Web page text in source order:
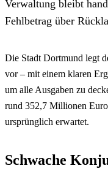
Verwaltung bleibt
Fehlbetrag über
Die Stadt Dortmund legt
vor – mit einem klaren
um alle Ausgaben zu
rund 352,7 Millionen
ursprünglich erwartet.
Schwache